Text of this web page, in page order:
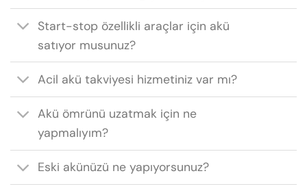
Start-stop özellikli araçlar için akü
satıyor musunuz?
Acil akü takviyesi hizmetiniz var mı?
Akü ömrünü uzatmak için ne
yapmalıyım?
Eski akünüzü ne yapıyorsunuz?